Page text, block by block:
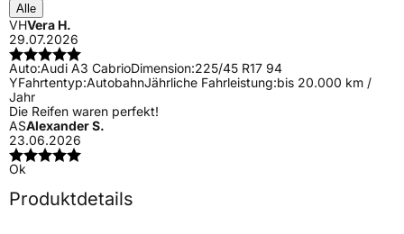
Alle
VHVera H.
29.07.2026
Auto:Audi A3 CabrioDimension:225/45 R17 94
YFahrtentyp:AutobahnJährliche Fahrleistung:bis 20.000 km /
Jahr
Die Reifen waren perfekt!
ASAlexander S.
23.06.2026
Ok
Produktdetails